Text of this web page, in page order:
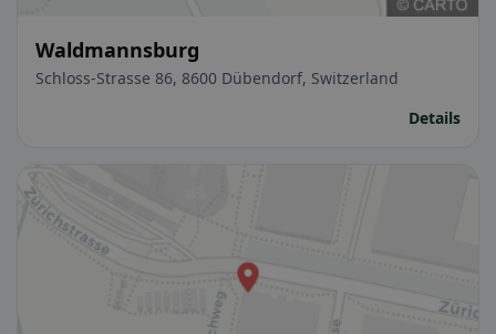
Waldmannsburg
Schloss-Strasse 86, 8600 Dübendorf, Switzerland
Details